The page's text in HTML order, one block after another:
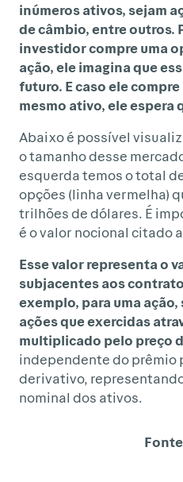
inúmeros ativos, sejam
de câmbio, entre outros.
investidor compre uma
ação, ele imagina que
futuro. E caso ele
mesmo ativo, ele espera
Abaixo é possível
o tamanho desse
esquerda temos o total
opções (linha vermelha)
trilhões de dólares. É
é o valor nocional citado
Esse valor representa o
subjacentes aos
exemplo, para uma
ações que exercidas
multiplicado pelo preço
independente do prêmio
derivativo,
nominal dos ativos.